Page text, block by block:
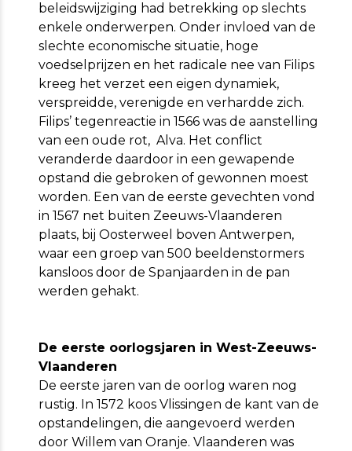
beleidswijziging had betrekking op slechts
enkele onderwerpen. Onder invloed van de
slechte economische situatie, hoge
voedselprijzen en het radicale nee van Filips
kreeg het verzet een eigen dynamiek,
verspreidde, verenigde en verhardde zich.
Filips’ tegenreactie in 1566 was de aanstelling
van een oude rot, Alva. Het conflict
veranderde daardoor in een gewapende
opstand die gebroken of gewonnen moest
worden. Een van de eerste gevechten vond
in 1567 net buiten Zeeuws-Vlaanderen
plaats, bij Oosterweel boven Antwerpen,
waar een groep van 500 beeldenstormers
kansloos door de Spanjaarden in de pan
werden gehakt.
De eerste oorlogsjaren in West-Zeeuws-
Vlaanderen
De eerste jaren van de oorlog waren nog
rustig. In 1572 koos Vlissingen de kant van de
opstandelingen, die aangevoerd werden
door Willem van Oranje. Vlaanderen was